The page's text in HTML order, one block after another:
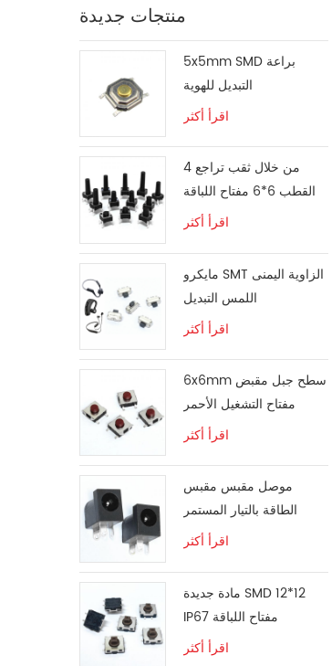
منتجات جديدة
5x5mm SMD براعة
التبديل للهوية
اقرأ أكثر
من خلال ثقب تراجع 4
القطب 6*6 مفتاح اللباقة
اقرأ أكثر
مايكرو SMT الزاوية اليمنى
اللمس التبديل
اقرأ أكثر
6x6mm سطح جبل مقبض
مفتاح التشغيل الأحمر
اقرأ أكثر
موصل مقبس مقبس
الطاقة بالتيار المستمر
اقرأ أكثر
مادة جديدة SMD 12*12
IP67 مفتاح اللباقة
اقرأ أكثر